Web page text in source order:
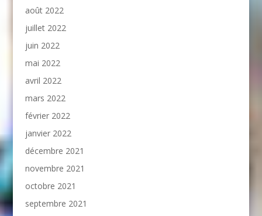
août 2022
juillet 2022
juin 2022
mai 2022
avril 2022
mars 2022
février 2022
janvier 2022
décembre 2021
novembre 2021
octobre 2021
septembre 2021